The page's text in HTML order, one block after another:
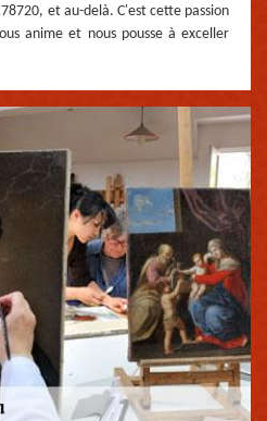
et au-delà. C'est cette passion
anime et nous pousse à exceller